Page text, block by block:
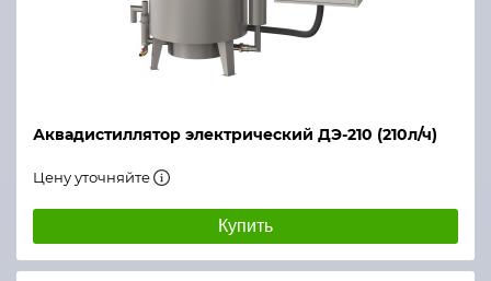
Аквадистиллятор электрический ДЭ-210 (210л/ч)
Цену уточняйте
Купить